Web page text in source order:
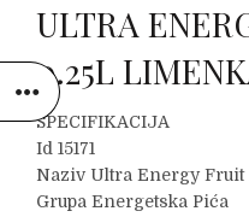
ULTRA
0.25L
SPECIFIKACIJA
Id 15171
Naziv Ultra Energy Fruit
Grupa Energetska Pića